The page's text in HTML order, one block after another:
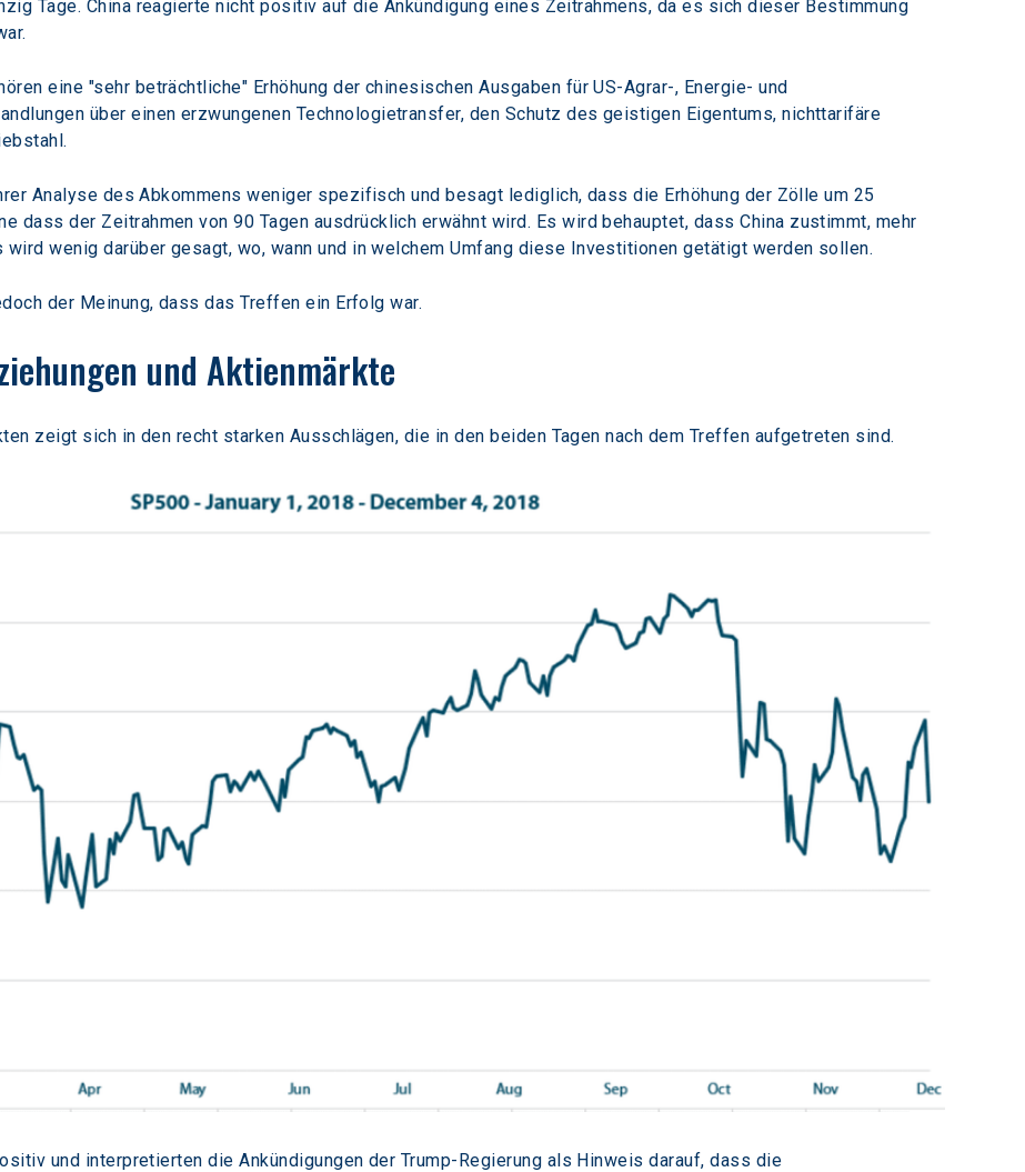
Tage. China reagierte nicht positiv auf die Ankündigung eines Zeitrahmens, da es sich dieser Bestimmung
eine "sehr beträchtliche" Erhöhung der chinesischen Ausgaben für US-Agrar-, Energie- und
über einen erzwungenen Technologietransfer, den Schutz des geistigen Eigentums, nichttarifäre
Analyse des Abkommens weniger spezifisch und besagt lediglich, dass die Erhöhung der Zölle um 25
dass der Zeitrahmen von 90 Tagen ausdrücklich erwähnt wird. Es wird behauptet, dass China zustimmt, mehr
wird wenig darüber gesagt, wo, wann und in welchem Umfang diese Investitionen getätigt werden sollen.
der Meinung, dass das Treffen ein Erfolg war.
und Aktienmärkte
zeigt sich in den recht starken Ausschlägen, die in den beiden Tagen nach dem Treffen aufgetreten sind.
und interpretierten die Ankündigungen der Trump-Regierung als Hinweis darauf, dass die